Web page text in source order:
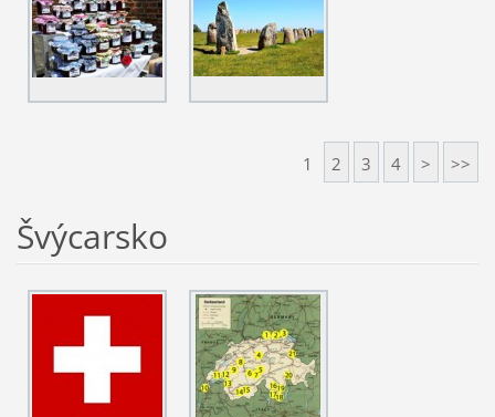
1 2 3 4 > >>
Švýcarsko